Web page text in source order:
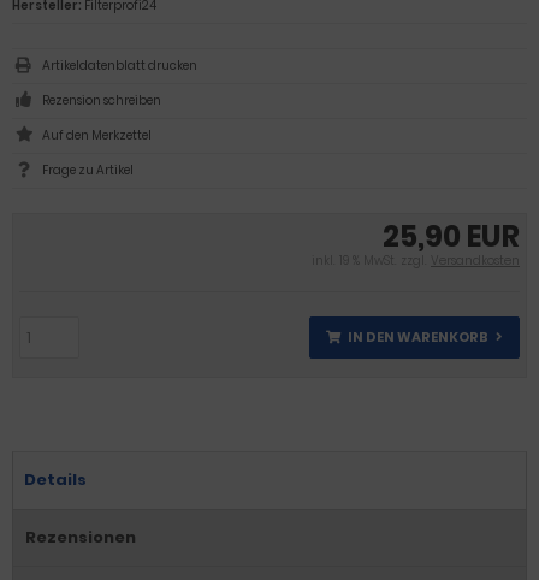
25,90 EUR
inkl. 19 % MwSt. zzgl. Versandkosten
IN DEN WARENKORB
Hersteller: Filterprofi24
Artikeldatenblatt drucken
Rezension schreiben
Frage zu Artikel
Details
Rezensionen